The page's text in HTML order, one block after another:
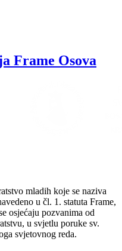
Frame Osova
mladih koje se naziva
u čl. 1. statuta Frame,
osjećaju pozvanima od
u svjetlu poruke sv.
svjetovnog reda.